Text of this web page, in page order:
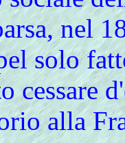
nel
solo
cessare
alla